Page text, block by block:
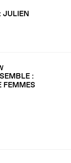
JULIEN
:
FEMMES